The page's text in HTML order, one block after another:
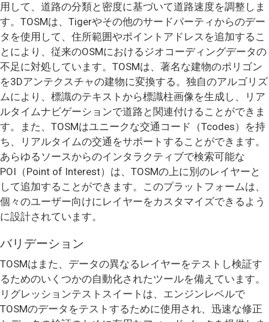
用して、道路の分類と密度に基づいて道路速度を調整しま
す。TOSMは、Tigerやその他のサードパーティからのデー
タを使用して、住所範囲やポイントアドレスを追加するこ
とにより、従来のOSMにおけるジオコーディングデータの
不足に対処しています。TOSMは、著名な建物のポリゴン
を3Dアンテクスチャの建物に変換する。独自のアルゴリズ
ムにより、標識のテキストから標識柱画像を生成し、リア
ルタイムナビゲーションで道路と関連付けることができま
す。また、TOSMはユニークな交通コード（Tcodes）を持
ち、リアルタイムの交通をサポートすることができます。
あらゆるソースからのインタラクティブで検索可能な
POI（Point of Interest）は、TOSMの上に別のレイヤーと
して追加することができます。このプラットフォームは、
個々のユーザー向けにレイヤーをカスタマイズできるよう
に設計されています。
バリデーション
TOSMはまた、データの異なるレイヤーをテストし検証す
るためのいくつかの自動化されたツールを備えています。
リグレッションテストスイートは、エンジンレベルで
TOSMのデータをテストするために使用され、迅速な修正